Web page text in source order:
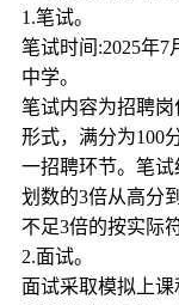
1.笔试。
笔试时间:2025年7
中学。
笔试内容为招聘
形式，满分为100
一招聘环节。笔
划数的3倍从高分
不足3倍的按实际
2.面试。
面试采取模拟上